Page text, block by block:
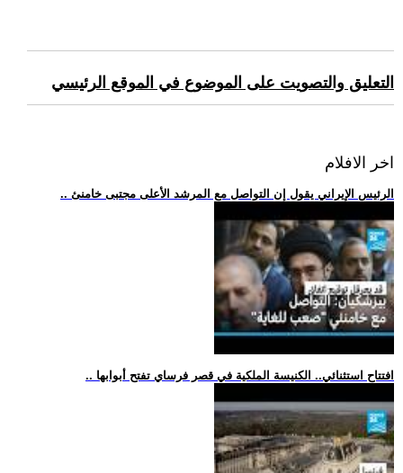
التعليق والتصويت على الموضوع في الموقع الرئيسي
اخر الافلام
.. الرئيس الإيراني يقول إن التواصل مع المرشد الأعلى مجتبى خامنئ
.. افتتاح استثنائي.. الكنيسة الملكية في قصر فرساي تفتح أبوابها